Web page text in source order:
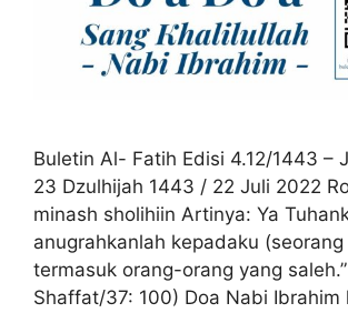
Buletin Al- Fatih Edisi 4.12/1443 –
23 Dzulhijah 1443 / 22 Juli 2022
minash sholihiin Artinya: Ya
anugrahkanlah kepadaku
termasuk orang-orang yang
Shaffat/37: 100) Doa Nabi Ibrahim